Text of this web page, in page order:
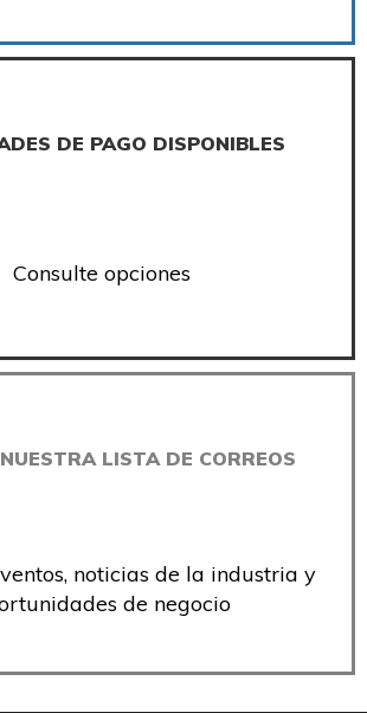
DE PAGO DISPONIBLES
Consulte opciones
LISTA DE CORREOS
noticias de la industria y
de negocio